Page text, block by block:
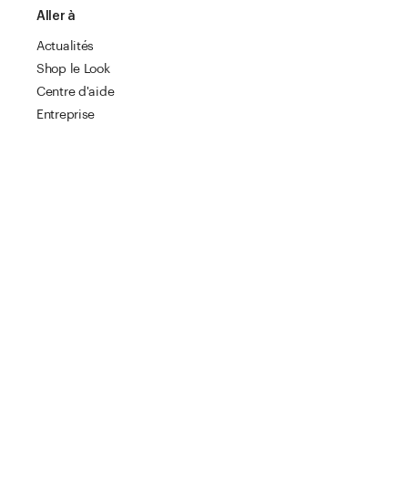
Aller à
Actualités
Shop le Look
Centre d'aide
Entreprise